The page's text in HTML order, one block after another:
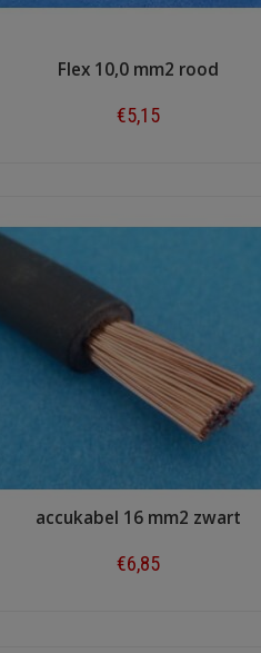
Flex 10,0 mm2 rood
€5,15
accukabel 16 mm2 zwart
€6,85